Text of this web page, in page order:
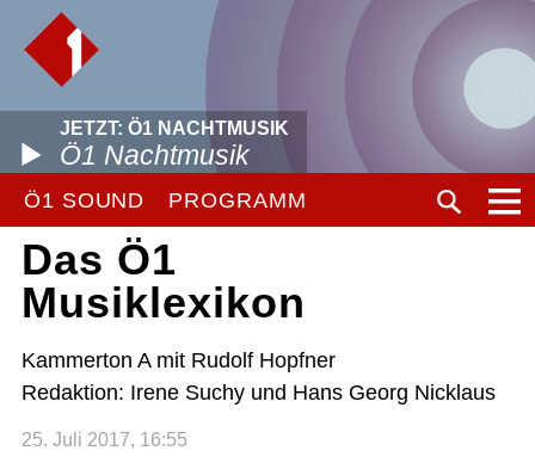
JETZT: Ö1 NACHTMUSIK
Ö1 Nachtmusik
Ö1 SOUND PROGRAMM
Das Ö1
Musiklexikon
Kammerton A mit Rudolf Hopfner
Redaktion: Irene Suchy und Hans Georg Nicklaus
25. Juli 2017, 16:55